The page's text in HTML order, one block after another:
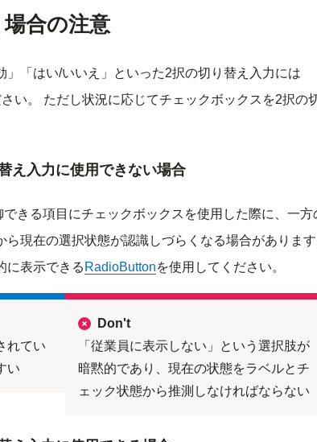
合の注意
」「はい/いいえ」といった2択の切り替え入力には
い。 ただし状況に応じてチェックボックスを2択の
え入力に使用できない場合
できる項目にチェックボックスを使用した際に、一方
現在の選択状態が認識しづらくなる場合があります
に表示できる RadioButtonを使用してください。
れてい
い
Don't
「従業員に表示しない」という選択肢が
暗黙的であり、現在の状態をラベルとチ
ェック状態から推測しなければならない